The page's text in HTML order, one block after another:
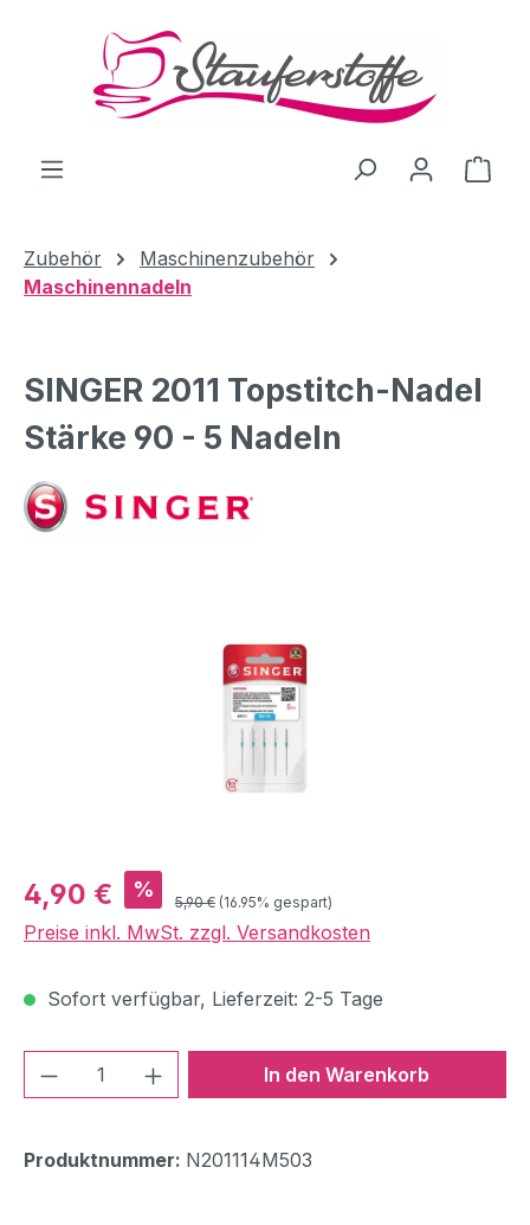
Zum Hauptinhalt springen
Zubehör
Maschinenzubehör
Maschinennadeln
SINGER 2011 Topstitch-Nadel
Stärke 90 - 5 Nadeln
Verkaufspreis:
4,90 € % Regulärer Preis:
5,90 € (16.95% gespart)
Preise inkl. MwSt. zzgl. Versandkosten
Sofort verfügbar, Lieferzeit: 2-5 Tage
Produkt Anzahl: Gib denIn den Warenkorb
Produktnummer: N201114M503